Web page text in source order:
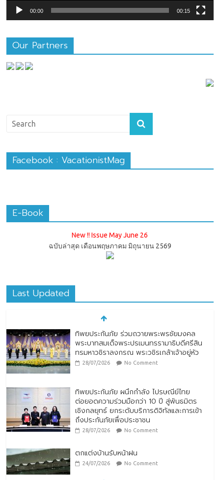
00:00 00:15
Our Partners
Facebook : VacationistMag
E-Book
New !! Issue May June 26
ฉบับล่าสุด เดือนพฤษภาคม มิถุนายน 2569
Last Updated
ทิพยประกันภัย ร่วมถวายพระพรชัยมงคล
พระบาทสมเด็จพระปรเมนทรรามาธิบดีศรีสิน
ทรมหาวชิราลงกรณ พระวชิรเกล้าเจ้าอยู่หัว
28/07/2026 No Comment
ทิพยประกันภัย ผนึกกำลัง ไปรษณีย์ไทย
ต่อยอดความร่วมมือกว่า 10 ปี สู่พันธมิตร
เชิงกลยุทธ์ ยกระดับบริการดิจิทัลและการเข้า
ถึงประกันภัยเพื่อประชาชน
28/07/2026 No Comment
ตกแต่งบ้านรับหน้าฝน
24/07/2026 No Comment